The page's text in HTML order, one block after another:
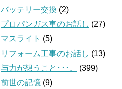
バッテリー交換 (2)
プロパンガス車のお話し (27)
マスライト (5)
リフォーム工事のお話し (13)
与力が想うこと･･･。
(399)
前世の記憶 (9)